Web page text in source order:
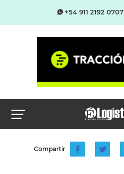
+54 911 2192 0707
Compartir